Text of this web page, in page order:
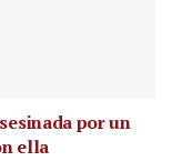
por un
ella